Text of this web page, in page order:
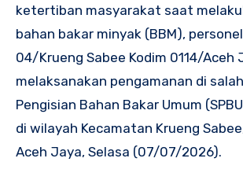
ketertiban masyarakat saat
bahan bakar minyak (BBM),
04/Krueng Sabee Kodim 0114/Aceh
melaksanakan pengamanan di
Pengisian Bahan Bakar Umum
di wilayah Kecamatan Krueng
Aceh Jaya, Selasa (07/07/2026).